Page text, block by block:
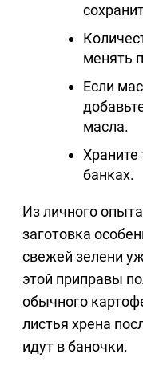
менять
Если
масла.
Храните
банках.
Из личного
заготовка
свежей зелени
этой приправы
обычного
листья хрена
идут в баночки.